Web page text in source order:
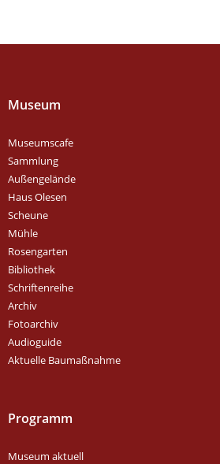
Museum
Museumscafe
Sammlung
Außengelände
Haus Olesen
Scheune
Mühle
Rosengarten
Bibliothek
Schriftenreihe
Archiv
Fotoarchiv
Audioguide
Aktuelle Baumaßnahme
Programm
Museum aktuell